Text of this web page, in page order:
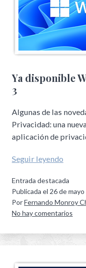
Ya disponible
3
Algunas de las
Privacidad: una
aplicación de
Seguir leyendo
Entrada destacada
Publicada el 26 de
PorFernando Monroy
No hay comentarios